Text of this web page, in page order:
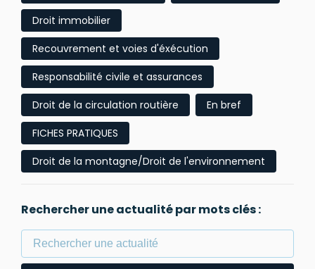
Droit immobilier
Recouvrement et voies d'éxécution
Responsabilité civile et assurances
Droit de la circulation routière
En bref
FICHES PRATIQUES
Droit de la montagne/Droit de l'environnement
Rechercher une actualité par mots clés :